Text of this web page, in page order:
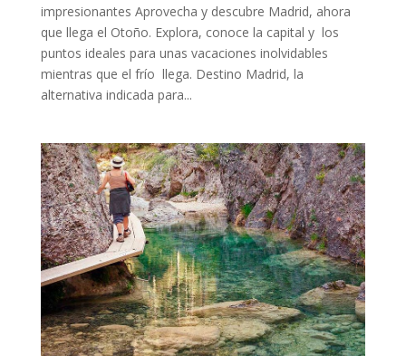
impresionantes Aprovecha y descubre Madrid, ahora
que llega el Otoño. Explora, conoce la capital y los
puntos ideales para unas vacaciones inolvidables
mientras que el frío llega. Destino Madrid, la
alternativa indicada para...